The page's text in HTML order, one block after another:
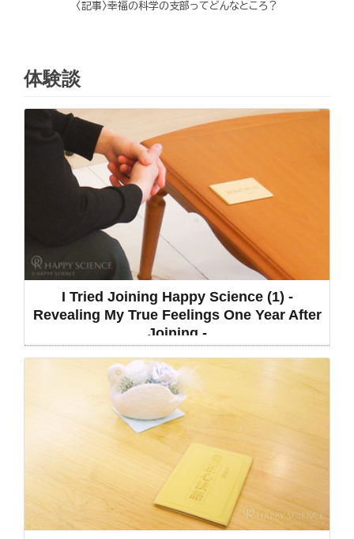
〈記事〉幸福の科学の支部ってどんなところ？
体験談
I Tried Joining Happy Science (1) -
Revealing My True Feelings One Year After
Joining -